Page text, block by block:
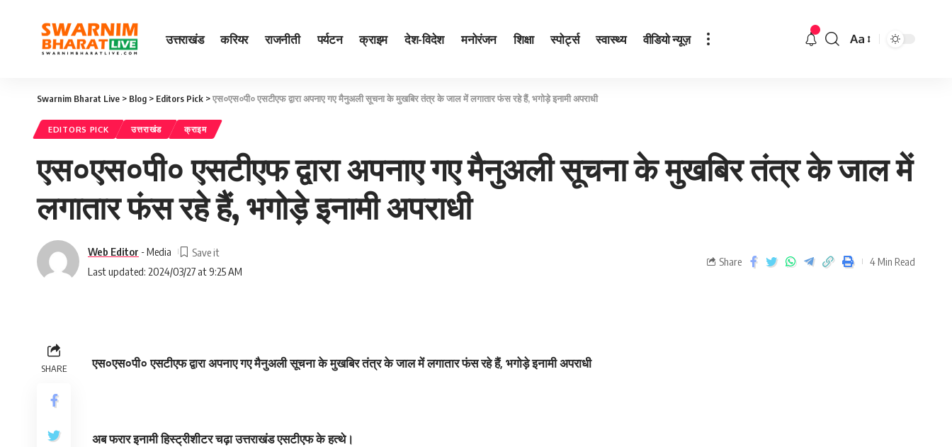
उत्तराखंड करियर राजनीती पर्यटन क्राइम देश-विदेश मनोरंजन शिक्षा स्पोर्ट्स स्वास्थ्य वीडियो न्यूज़ Aa
Swarnim Bharat Live > Blog > Editors Pick >एस०एस०पी० एसटीएफ द्वारा अपनाए गए मैनुअली सूचना के मुखबिर तंत्र के जाल में लगातार फंस रहे हैं, भगोड़े इनामी अपराधी
EDITORS PICK उत्तराखंड क्राइम
एस०एस०पी० एसटीएफ द्वारा अपनाए गए मैनुअली सूचना के मुखबिर तंत्र के जाल में
लगातार फंस रहे हैं, भगोड़े इनामी अपराधी
Last updated: 2024/03/27 at 9:25 AM
Web Editor - Media
Share 4 Min Read
SHARE एस०एस०पी० एसटीएफ द्वारा अपनाए गए मैनुअली सूचना के मुखबिर तंत्र के जाल में लगातार फंस रहे हैं, भगोड़े इनामी अपराधी
अब फरार इनामी हिस्ट्रीशीटर चढ़ा उत्तराखंड एसटीएफ के हत्थे।